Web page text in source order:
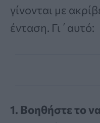
γίνονται με
ένταση. Γι΄αυτό:
1. Βοηθήστε το